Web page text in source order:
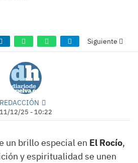
Siguiente
REDACCIÓN
11/12/25 - 10:22
un brillo especial en El Rocío,
y espiritualidad se unen